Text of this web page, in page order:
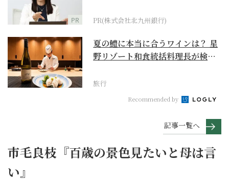
PR PR(株式会社北九州銀行)
夏の鱧に本当に合うワインは？ 星
野リゾート和食統括料理長が検証
旅行
Recommended by
記事一覧へ
市毛良枝『百歳の景色見たいと母は言
い』